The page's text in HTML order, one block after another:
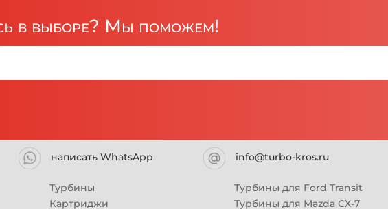
в выборе? Мы поможем!
написать WhatsApp info@turbo-kros.ru
Турбины
Картриджи
Турбины для Ford Transit
Турбины для Mazda CX-7